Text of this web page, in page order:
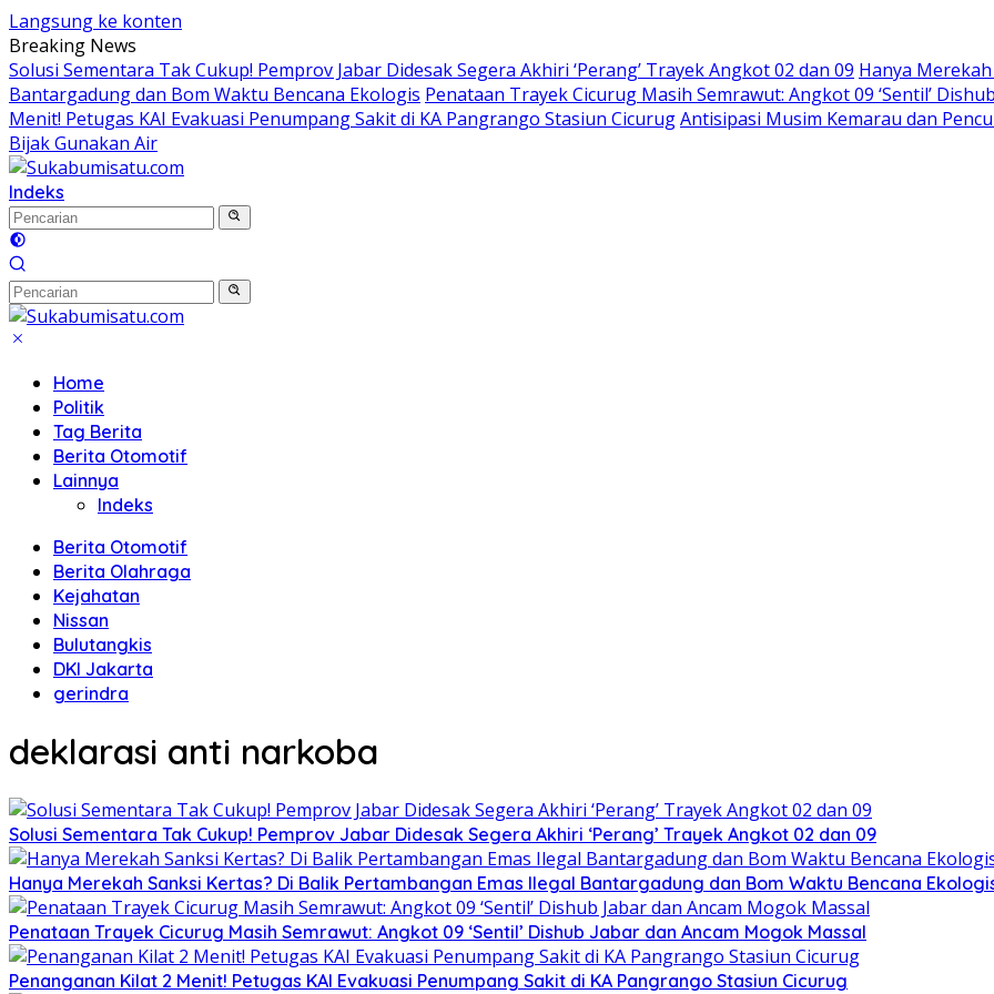
Langsung ke konten
Breaking News
Solusi Sementara Tak Cukup! Pemprov Jabar Didesak Segera Akhiri ‘Perang’ Trayek Angkot 02 dan 09 Hanya
Bantargadung dan Bom Waktu Bencana Ekologis Penataan Trayek Cicurug Masih Semrawut: Angkot 09 ‘Sentil’
Menit! Petugas KAI Evakuasi Penumpang Sakit di KA Pangrango Stasiun CicurugAntisipasi Musim Kemarau dan
Bijak Gunakan Air
Indeks
Home
Politik
Tag Berita
Berita Otomotif
Lainnya
Indeks
Berita Otomotif
Berita Olahraga
Kejahatan
Nissan
Bulutangkis
DKI Jakarta
gerindra
deklarasi anti narkoba
Solusi Sementara Tak Cukup! Pemprov Jabar Didesak Segera Akhiri ‘Perang’ Trayek Angkot 02 dan 09
Hanya Merekah Sanksi Kertas? Di Balik Pertambangan Emas Ilegal Bantargadung dan Bom Waktu Bencana
Penataan Trayek Cicurug Masih Semrawut: Angkot 09 ‘Sentil’ Dishub Jabar dan Ancam Mogok Massal
Penanganan Kilat 2 Menit! Petugas KAI Evakuasi Penumpang Sakit di KA Pangrango Stasiun Cicurug